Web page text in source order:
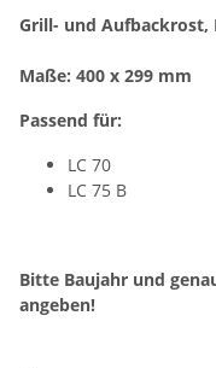
Grill- und Aufbackrost,
Maße: 400 x 299 mm
Passend für:
LC 70
LC 75 B
Bitte Baujahr und
angeben!